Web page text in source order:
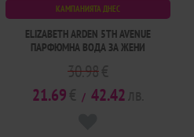
КАМПАНИЯТА ДНЕС
ELIZABETH ARDEN 5TH AVENUE
ПАРФЮМНА ВОДА ЗА ЖЕНИ
30.98
21.69
/ 42.42